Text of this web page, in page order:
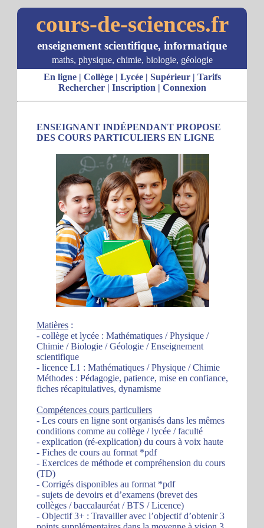
cours-de-sciences.fr
enseignement scientifique, informatique
maths, physique, chimie, biologie, géologie
En ligne| Collège| Lycée| Supérieur| Tarifs
Rechercher| Inscription | Connexion
ENSEIGNANT INDÉPENDANT PROPOSE
DES COURS PARTICULIERS EN LIGNE
Matières :
- collège et lycée : Mathématiques / Physique /
Chimie / Biologie / Géologie / Enseignement
scientifique
- licence L1 : Mathématiques / Physique / Chimie
Méthodes : Pédagogie, patience, mise en confiance,
fiches récapitulatives, dynamisme
Compétences cours particuliers
- Les cours en ligne sont organisés dans les mêmes
conditions comme au collège / lycée / faculté
- explication (ré-explication) du cours à voix haute
- Fiches de cours au format *pdf
- Exercices de méthode et compréhension du cours
(TD)
- Corrigés disponibles au format *pdf
- sujets de devoirs et d’examens (brevet des
collèges / baccalauréat / BTS / Licence)
- Objectif 3+ : Travailler avec l’objectif d’obtenir 3